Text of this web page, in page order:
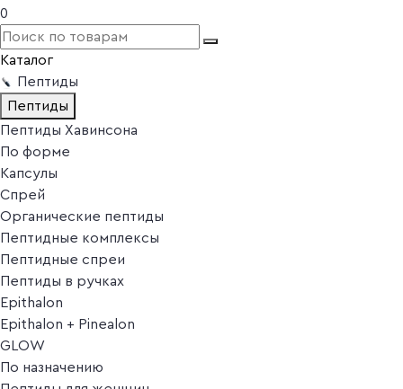
0
Каталог
Пептиды
Пептиды
Пептиды Хавинсона
По форме
Капсулы
Спрей
Органические пептиды
Пептидные комплексы
Пептидные спреи
Пептиды в ручках
Epithalon
Epithalon + Pinealon
GLOW
По назначению